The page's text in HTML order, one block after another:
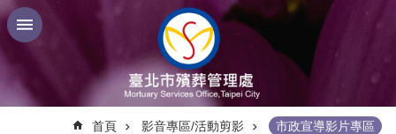
跳到主要內容區塊
首頁 影音專區/活動剪影 市政宣導影片專區